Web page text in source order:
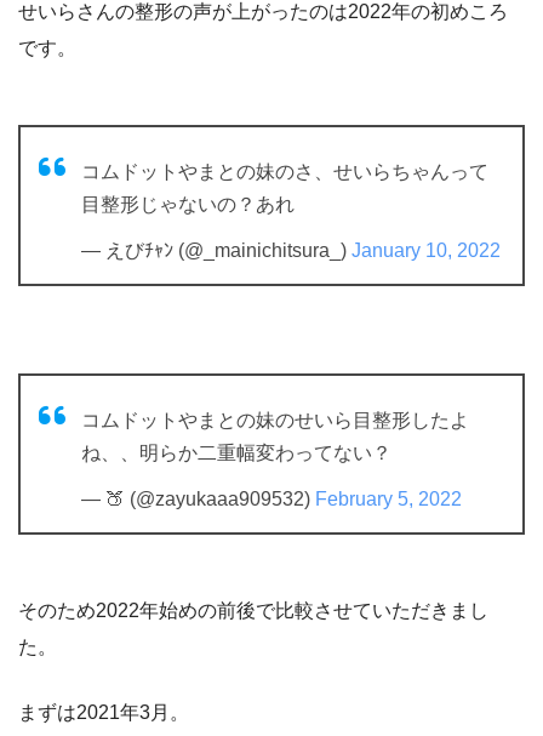
せいらさんの整形の声が上がったのは2022年の初めころ
です。
コムドットやまとの妹のさ、せいらちゃんって
目整形じゃないの？あれ
— えびﾁｬﾝ (@_mainichitsura_) January 10, 2022
コムドットやまとの妹のせいら目整形したよ
ね、、明らか二重幅変わってない？
— 🍑 (@zayukaaa909532) February 5, 2022
そのため2022年始めの前後で比較させていただきまし
た。
まずは2021年3月。